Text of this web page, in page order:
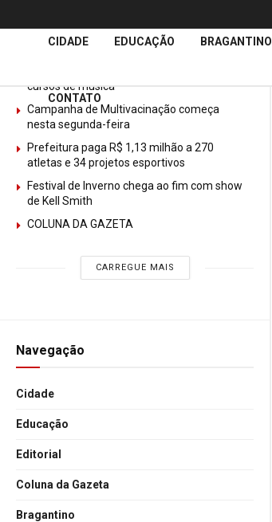
ÚltimasNotícias
cursos de música
Campanha de Multivacinação começa
nesta segunda-feira
Prefeitura paga R$ 1,13 milhão a 270
atletas e 34 projetos esportivos
Festival de Inverno chega ao fim com show
de Kell Smith
COLUNA DA GAZETA
CARREGUE MAIS
Navegação
Cidade
Educação
Editorial
Coluna da Gazeta
Bragantino
CIDADE EDUCAÇÃO BRAGANTINO
CONTATO